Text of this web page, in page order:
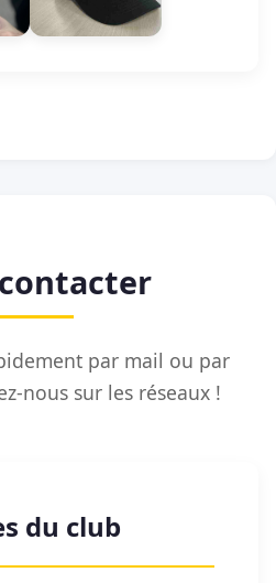
par mail ou par
nous sur les réseaux !
du club